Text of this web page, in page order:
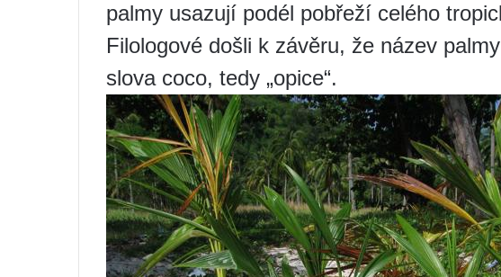
palmy usazují podél pobřeží celého
Filologové došli k závěru, že název
slova coco, tedy „opice“.